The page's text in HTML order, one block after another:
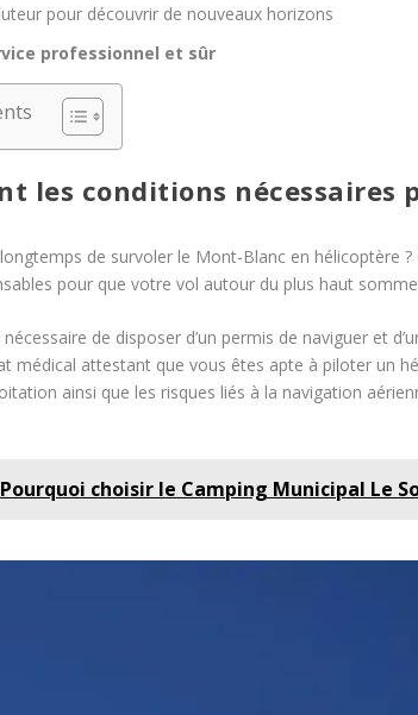
pour découvrir de nouveaux horizons
professionnel et sûr
les conditions nécessaires
de survoler le Mont-Blanc en hélicoptère
pour que votre vol autour du plus haut
de disposer d’un permis de naviguer et
médical attestant que vous êtes apte à piloter un
ainsi que les risques liés à la navigation
Pourquoi choisir le Camping Municipal Le